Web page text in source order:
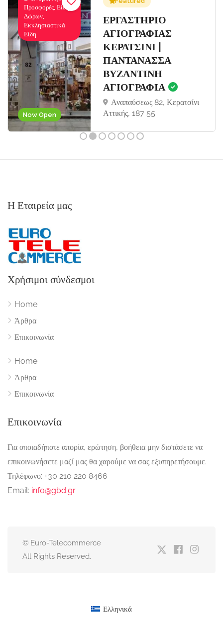
Now Open
Προσφορές, Είδη
Δώρων,
Εκκλησιαστικά
Είδη
ΕΡΓΑΣΤΗΡΙΟ
ΑΓΙΟΓΡΑΦΙΑΣ
ΚΕΡΑΤΣΙΝΙ |
ΠΑΝΤΑΝΑΣΣΑ
ΒΥΖΑΝΤΙΝΗ
ΑΓΙΟΓΡΑΦΙΑ
Αναπαύσεως 82, Κερατσίνι
Αττικής, 187 55
Η Εταιρεία μας
Χρήσιμοι σύνδεσμοι
Home
Άρθρα
Επικοινωνία
Home
Άρθρα
Επικοινωνία
Επικοινωνία
Για οποιαδήποτε απορία, ερώτηση, βοήθεια μην διστάσετε να
επικοινωνήσετε μαζί μας θα χαρούμε να σας εξυπηρετήσουμε.
Τηλέφωνο: +30 210 220 8466
Email: info@gbd.gr
© Euro-Telecommerce
All Rights Reserved.
Ελληνικά